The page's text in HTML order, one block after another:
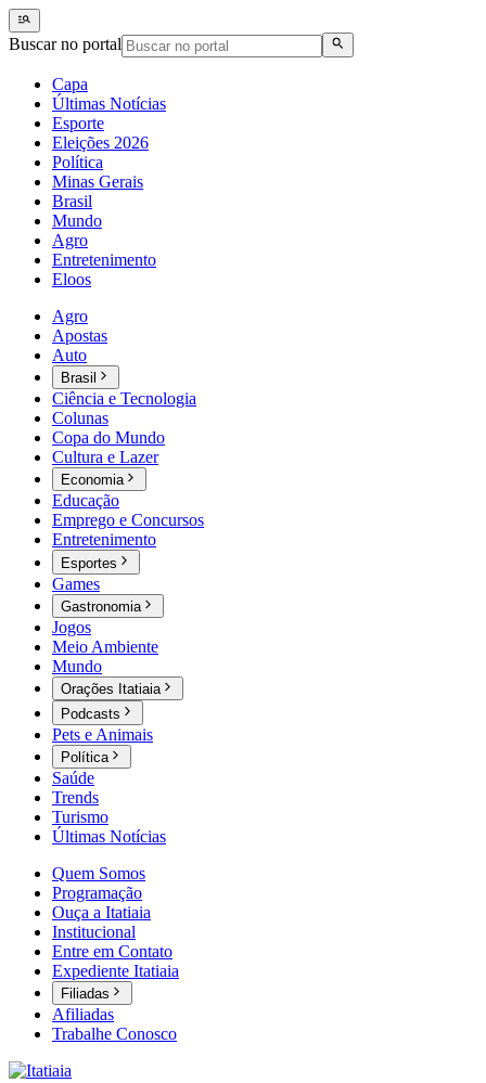
Buscar no portal
Capa
Últimas Notícias
Esporte
Eleições 2026
Política
Minas Gerais
Brasil
Mundo
Agro
Entretenimento
Eloos
Agro
Apostas
Auto
Brasil
Ciência e Tecnologia
Colunas
Copa do Mundo
Cultura e Lazer
Economia
Educação
Emprego e Concursos
Entretenimento
Esportes
Games
Gastronomia
Jogos
Meio Ambiente
Mundo
Orações Itatiaia
Podcasts
Pets e Animais
Política
Saúde
Trends
Turismo
Últimas Notícias
Quem Somos
Programação
Ouça a Itatiaia
Institucional
Entre em Contato
Expediente Itatiaia
Filiadas
Afiliadas
Trabalhe Conosco